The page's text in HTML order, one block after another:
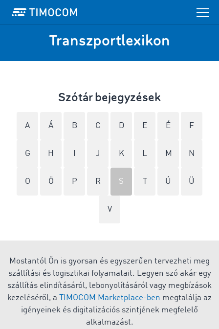
Transzportlexikon
Szótár bejegyzések
A Á B C D E É F
G H J K L M N
O Ö P R S Ú Ü
V
Mostantól Ön is gyorsan és egyszerűen tervezheti meg
szállítási és logisztikai folyamatait. Legyen szó akár egy
szállítás elindításáról, lebonyolításáról vagy megbízások
kezeléséről, a
TIMOCOM Marketplace-ben megtalálja az
igényeinek és digitalizációs szintjének megfelelő
alkalmazást.